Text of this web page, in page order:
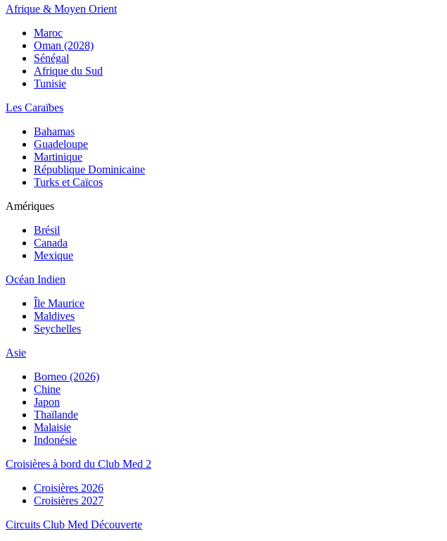
Afrique & Moyen Orient
Maroc
Oman (2028)
Sénégal
Afrique du Sud
Tunisie
Les Caraïbes
Bahamas
Guadeloupe
Martinique
République Dominicaine
Turks et Caïcos
Amériques
Brésil
Canada
Mexique
Océan Indien
Île Maurice
Maldives
Seychelles
Asie
Borneo (2026)
Chine
Japon
Thaïlande
Malaisie
Indonésie
Croisières à bord du Club Med 2
Croisières 2026
Croisières 2027
Circuits Club Med Découverte